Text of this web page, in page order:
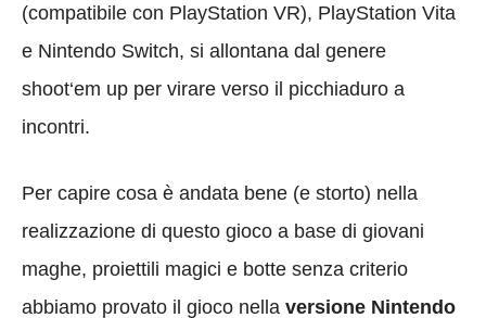
(compatibile con PlayStation VR), PlayStation Vita
e Nintendo Switch, si allontana dal genere
shoot‘em up per virare verso il picchiaduro a
incontri.
Per capire cosa è andata bene (e storto) nella
realizzazione di questo gioco a base di giovani
maghe, proiettili magici e botte senza criterio
abbiamo provato il gioco nella versione Nintendo